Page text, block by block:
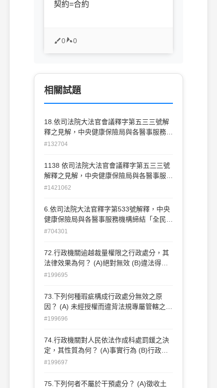
契約=合約
0 0
相關試題
18.依司法院大法官會議釋字第五三三號解
釋之見解，中央健康保險局與各醫事服務機
構締結全民健康保險特約醫事服務機構合
約(C)行政契約(D)協定
#132704
1138 依司法院大法官會議釋字第五三三號
解釋之見解，中央健康保險局與各醫事服務
機構締結全民健康保險特約醫事服務機構合
契約 (C) 行政契約 (D) 協定
#1421062
6.依司法院大法官釋字第533號解釋，中央
健康保險局與各醫事服務機構締結「全民健
康保險特約醫事服務機構合約」，性質為：
政計畫
#704301
72.行政機關逾越裁量權限之行政處分，其
法律效果為何？ (A)絕對無效 (B)違法得撤
銷 (C)經行政機關廢止後無效 (D)當事人申
#199695
73.下列何種瑕疵構成行政處分無效之原
因？ (A) 未經授權而違背法規專屬管轄之規
定 (B) 須經申請始得作成之行政處分，當事
予當事人陳述意見之機會 (D) 行政處分作成
後才補記理由者
#199696
74.行政機關對人民依法作成科處罰鍰之決
定，其性質為何？ (A)事實行為 (B)行政命
#199697
75.下列何者不屬於干預處分？ (A)徵收土